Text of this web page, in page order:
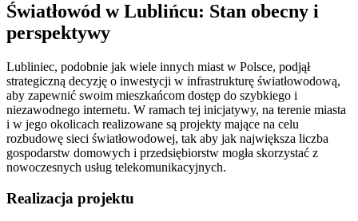
Światłowód w Lublińcu: Stan obecny i
perspektywy
Lubliniec, podobnie jak wiele innych miast w Polsce, podjął
strategiczną decyzję o inwestycji w infrastrukturę światłowodową,
aby zapewnić swoim mieszkańcom dostęp do szybkiego i
niezawodnego internetu. W ramach tej inicjatywy, na terenie miasta
i w jego okolicach realizowane są projekty mające na celu
rozbudowę sieci światłowodowej, tak aby jak największa liczba
gospodarstw domowych i przedsiębiorstw mogła skorzystać z
nowoczesnych usług telekomunikacyjnych.
Realizacja projektu